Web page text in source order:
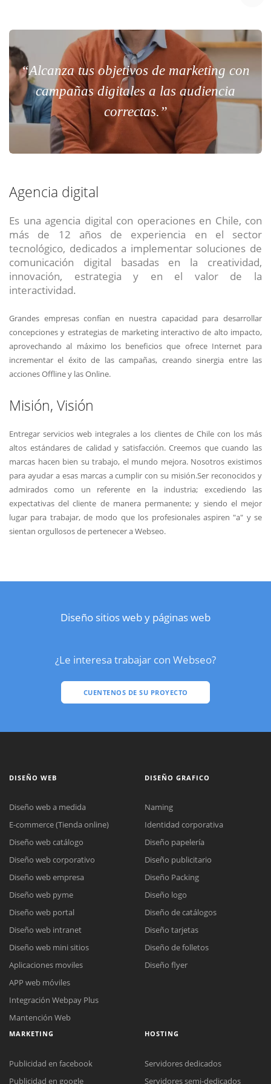
“Alcanza tus objetivos de marketing con
campañas digitales a las audiencia
correctas.”
Agencia digital
Es una agencia digital con operaciones en Chile, con
más de 12 años de experiencia en el sector
tecnológico, dedicados a implementar soluciones de
comunicación digital basadas en la creatividad,
innovación, estrategia y en el valor de la
interactividad.
Grandes empresas confían en nuestra capacidad para desarrollar
concepciones y estrategias de marketing interactivo de alto impacto,
aprovechando al máximo los beneficios que ofrece Internet para
incrementar el éxito de las campañas, creando sinergia entre las
acciones Offline y las Online.
Misión, Visión
Entregar servicios web integrales a los clientes de Chile con los más
altos estándares de calidad y satisfacción. Creemos que cuando las
marcas hacen bien su trabajo, el mundo mejora. Nosotros existimos
para ayudar a esas marcas a cumplir con su misión.Ser reconocidos y
admirados como un referente en la industria; excediendo las
expectativas del cliente de manera permanente; y siendo el mejor
lugar para trabajar, de modo que los profesionales aspiren "a" y se
sientan orgullosos de pertenecer a Webseo.
Diseño sitios web y páginas web
¿Le interesa trabajar con Webseo?
CUENTENOS DE SU PROYECTO
Reunión online
DISEÑO WEB
Diseño web a medida
E-commerce (Tienda online)
Diseño web catálogo
Diseño web corporativo
Diseño web empresa
Diseño web pyme
Diseño web portal
Diseño web intranet
Diseño web mini sitios
Aplicaciones moviles
APP web móviles
Integración Webpay Plus
Mantención Web
DISEÑO GRAFICO
Naming
Identidad corporativa
Diseño papelería
Diseño publicitario
Diseño Packing
Diseño logo
Diseño de catálogos
Diseño tarjetas
Diseño de folletos
Diseño flyer
MARKETING
Publicidad en facebook
Publicidad en google
HOSTING
Servidores dedicados
Servidores semi-dedicados